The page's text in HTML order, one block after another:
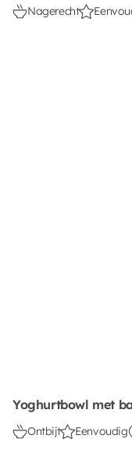
Nagerecht
Yoghurtbowl met
Ontbijt Eenvoudig